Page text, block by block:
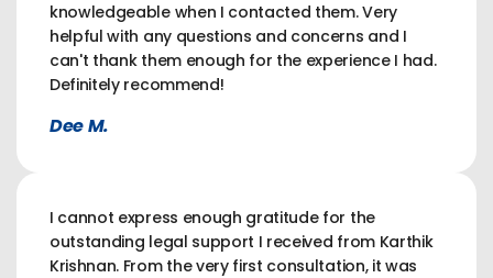
knowledgeable when I contacted them. Very
helpful with any questions and concerns and I
can't thank them enough for the experience I had.
Definitely recommend!
Dee M.
I cannot express enough gratitude for the
outstanding legal support I received from Karthik
Krishnan. From the very first consultation, it was